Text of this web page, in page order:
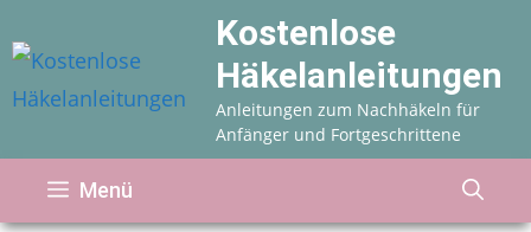
Inhalt
springen
Kostenlose
Häkelanleitungen
Anleitungen zum Nachhäkeln für
Anfänger und Fortgeschrittene
Menü